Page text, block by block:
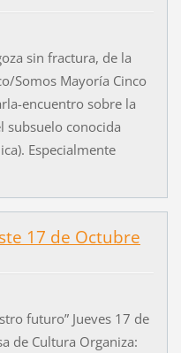
sin fractura, de la
Somos Mayoría Cinco
encuentro sobre la
subsuelo conocida
Especialmente
17 de Octubre
futuro” Jueves 17 de
Cultura Organiza: